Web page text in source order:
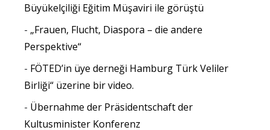
Büyükelçiliği Eğitim Müşaviri ile görüştü
„Frauen, Flucht, Diaspora – die andere
Perspektive“
FÖTED’in üye derneği Hamburg Türk Veliler
Birliği“ üzerine bir video.
Übernahme der Präsidentschaft der
Kultusminister Konferenz